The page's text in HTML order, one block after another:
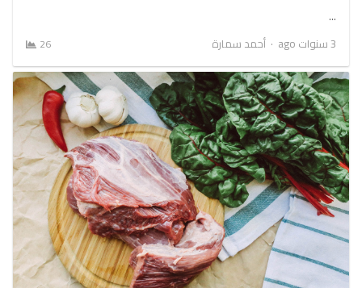
…
3 سنوات ago
Author
أحمد سمارة 26